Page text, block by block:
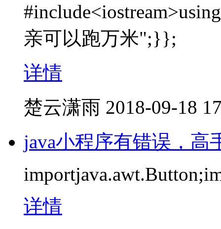
亲可以跑万米";}};
详情
楚云潇雨 2018-09-18
java小程序有错误，高
详情